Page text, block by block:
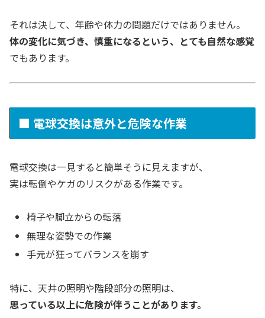
それは決して、年齢や体力の問題だけではありません。
体の変化に気づき、慎重になるという、とても自然な感覚
でもあります。
■ 電球交換は意外と危険な作業
電球交換は一見すると簡単そうに見えますが、
実は転倒やケガのリスクがある作業です。
椅子や脚立からの転落
無理な姿勢での作業
手元が狂ってバランスを崩す
特に、天井の照明や階段部分の照明は、
思っている以上に危険が伴うことがあります。